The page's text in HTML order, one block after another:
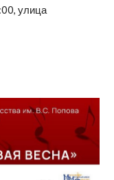
улица